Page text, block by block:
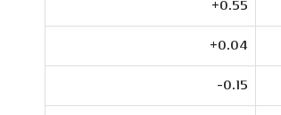
0.55+
0.04+
0.15-